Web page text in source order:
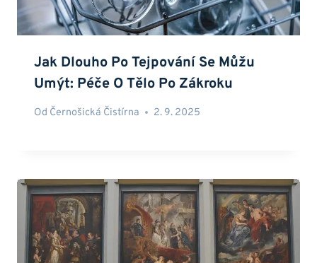
Jak Dlouho Po Tejpování Se Můžu
Umýt: Péče O Tělo Po Zákroku
Od Černošická Čistírna 2. 9. 2025